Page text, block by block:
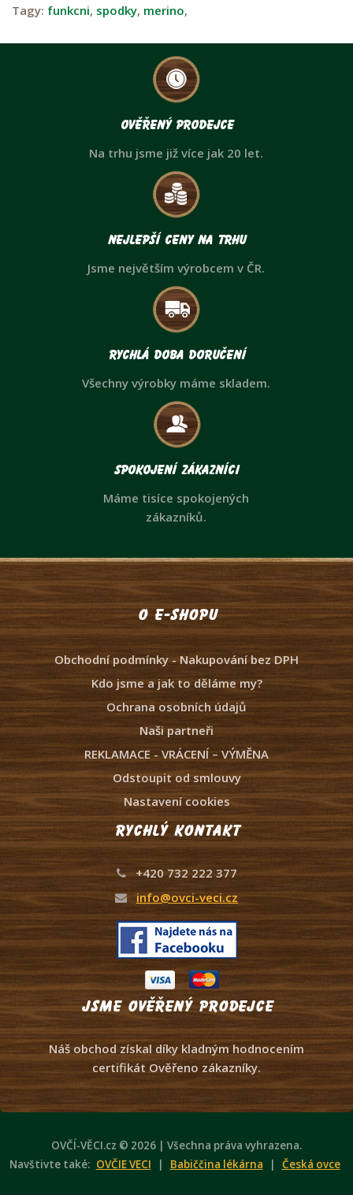
Tagy: funkcni, spodky, merino,
Ověřený prodejce
Na trhu jsme již více jak 20 let.
Nejlepší ceny na trhu
Jsme největším výrobcem v ČR.
Rychlá doba doručení
Všechny výrobky máme skladem.
Spokojení zákazníci
Máme tisíce spokojených
zákazníků.
O e-shopu
Obchodní podmínky - Nakupování bez DPH
Kdo jsme a jak to děláme my?
Ochrana osobních údajů
Naši partneři
REKLAMACE - VRÁCENÍ – VÝMĚNA
Odstoupit od smlouvy
Nastavení cookies
Rychlý kontakt
+420 732 222 377
info@ovci-veci.cz
Jsme ověřený prodejce
Náš obchod získal díky kladným hodnocením
certifikát Ověřeno zákazníky.
OVČÍ-VĚCI.cz © 2026 | Všechna práva vyhrazena.
Navštivte také: OVČIE VECI | Babiččina lékárna | Česká ovce